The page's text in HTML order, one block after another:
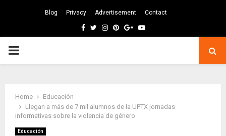
Blog Privacy Advertisement Contact
Facebook
TwitterInstagram
Pinterest
GoogleYoutube
PRIMARY
Home
Educación
Llegan a más de 7 mil alumnos de la UPTX jornadas
informativas sobre la violencia de género
Educación